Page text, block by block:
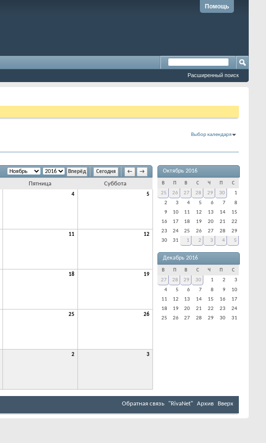
Помощь
Расширенный поиск
Выбор календаря
Сегодня ← →
Пятница Суббота
4 5
11 12
18 19
25 26
2 3
Октябрь 2016
В В С Ч С
25 26 27 28 29 30
1
2
3 4 5 6 7
8
9
10 11 12 13 14
15
16
17 18 19 20 21
22
23
24 25 26 27 28
29
30
31 1 2 3 4 5
Декабрь 2016
В В С Ч С
27 28 29 30 1 2
3
4
5 6 7 8 9
10
11
12 13 14 15 16
17
18
19 20 21 22 23
24
25
26 27 28 29 30 31
Обратная связь "RivaNet" Архив Вверх